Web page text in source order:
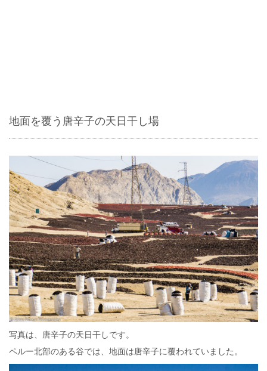
地面を覆う唐辛子の天日干し場
写真は、唐辛子の天日干しです。
ペルー北部のある谷では、地面は唐辛子に覆われていました。